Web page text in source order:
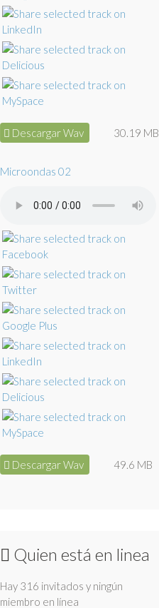
Descargar Wav 30.19 MB
Microondas 02
Descargar Wav 49.6 MB
Quien está en linea
Hay 316 invitados y ningún
miembro en línea